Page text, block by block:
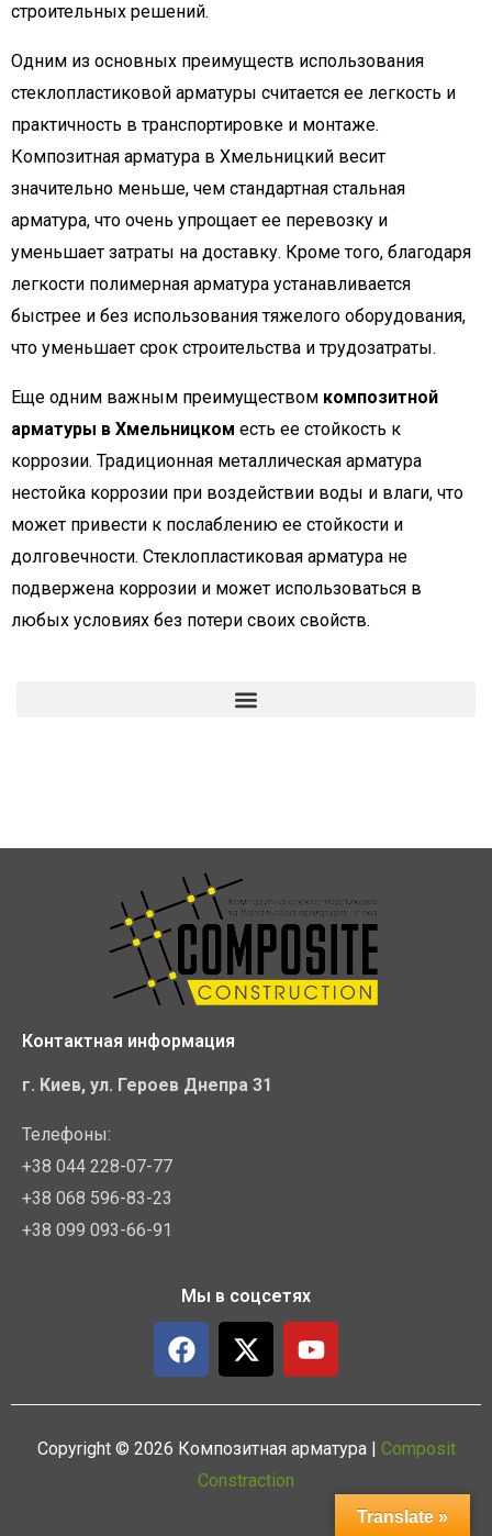
строительных решений.
Одним из основных преимуществ использования
стеклопластиковой арматуры считается ее легкость и
практичность в транспортировке и монтаже.
Композитная арматура в Хмельницкий весит
значительно меньше, чем стандартная стальная
арматура, что очень упрощает ее перевозку и
уменьшает затраты на доставку. Кроме того, благодаря
легкости полимерная арматура устанавливается
быстрее и без использования тяжелого оборудования,
что уменьшает срок строительства и трудозатраты.
Еще одним важным преимуществом композитной
арматуры в Хмельницком есть ее стойкость к
коррозии. Традиционная металлическая арматура
нестойка коррозии при воздействии воды и влаги, что
может привести к послаблению ее стойкости и
долговечности. Стеклопластиковая арматура не
подвержена коррозии и может использоваться в
любых условиях без потери своих свойств.
Контактная информация
г. Киев, ул. Героев Днепра 31
Телефоны:
+38 044 228-07-77
+38 068 596-83-23
+38 099 093-66-91
Мы в соцсетях
F
a
c
e
b
X
-
t
w
i
t
t
Y
o
u
t
u
Copyright © 2026 Композитная арматура | Composit
Constraction
Translate »